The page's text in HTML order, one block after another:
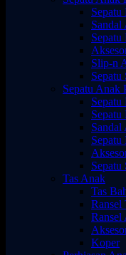
Slip-n
Sepatu Anak
Sepatu
Sepatu
Sandal
Sepatu
Sepatu
Tas Anak
Tas
Ransel
Ransel
Koper